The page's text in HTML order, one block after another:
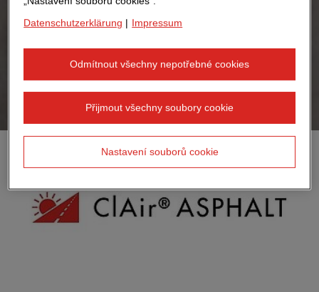
Datenschutzerklärung | Impressum
Odmítnout všechny nepotřebné cookies
Přijmout všechny soubory cookie
Nastavení souborů cookie